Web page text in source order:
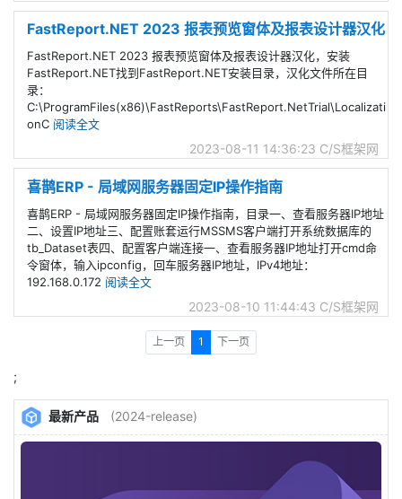
FastReport.NET 2023 报表预览窗体及报表设计器汉化
FastReport.NET 2023 报表预览窗体及报表设计器汉化，安装
FastReport.NET找到FastReport.NET安装目录，汉化文件所在目
录：
C:\ProgramFiles(x86)\FastReports\FastReport.NetTrial\Localizati
onC 阅读全文
2023-08-11 14:36:23 C/S框架网
喜鹊ERP - 局域网服务器固定IP操作指南
喜鹊ERP - 局域网服务器固定IP操作指南，目录一、查看服务器IP地址
二、设置IP地址三、配置账套运行MSSMS客户端打开系统数据库的
tb_Dataset表四、配置客户端连接一、查看服务器IP地址打开cmd命
令窗体，输入ipconfig，回车服务器IP地址，IPv4地址：
192.168.0.172 阅读全文
2023-08-10 11:44:43 C/S框架网
上一页 1 下一页
;
最新产品 (2024-release)